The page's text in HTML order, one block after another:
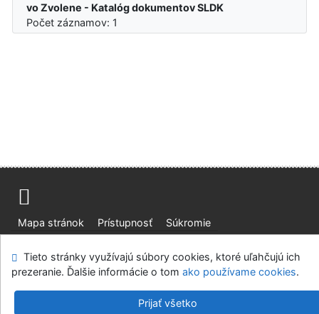
vo Zvolene - Katalóg dokumentov SLDK
Počet záznamov: 1
Mapa stránok Prístupnosť
Súkromie
Slovenská lesnícka a drevárska knižnica pri Technickej
univerzite vo Zvolene
v.4.8.63a Cosmotron Slovakia, s.r.o.
Tieto stránky využívajú súbory cookies, ktoré uľahčujú ich
prezeranie. Ďalšie informácie o tom ako používame cookies.
Prijať všetko